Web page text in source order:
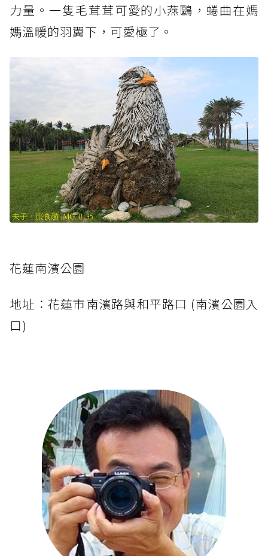
力量。一隻毛茸茸可愛的小燕鷗，蜷曲在媽
媽溫暖的羽翼下，可愛極了。
花蓮南濱公園
地址：花蓮市南濱路與和平路口 (南濱公園入
口)